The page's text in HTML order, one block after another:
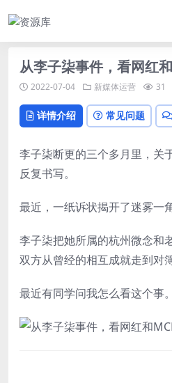
从李子柒事件，看网红
2022-07-04 新媒体运营 31
详情介绍 常见问题
李子柒断更的三个多月里，关
反复书写。
最近，一纸诉状揭开了迷雾一角
李子柒把她所属的杭州微念和
双方从曾经的相互成就走到对
最近有同学问我怎么看这个事。